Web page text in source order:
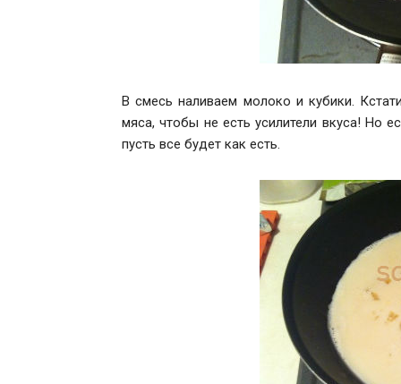
В смесь наливаем молоко и кубики.
мяса, чтобы не есть усилители вкуса! Но
пусть все будет как есть.